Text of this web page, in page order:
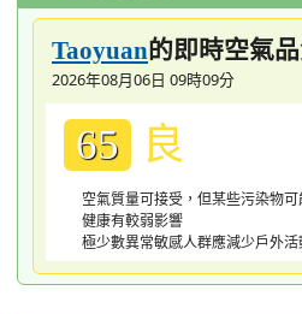
Taoyuan的即時空氣
2026年08月06日 09時09分
65 良
空氣質量可接受，但某些污染物
健康有較弱影響
極少數異常敏感人群應減少戶外活